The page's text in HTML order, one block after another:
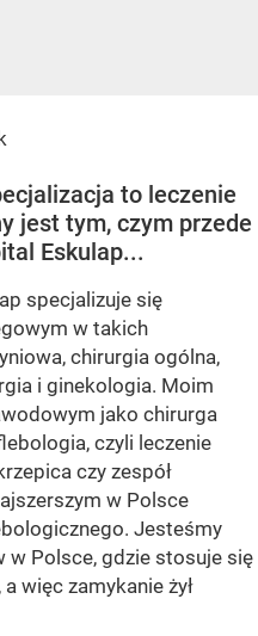
to leczenie
jest tym, czym przede
Eskulap...
specjalizuje się
w takich
chirurgia ogólna,
i ginekologia. Moim
jako chirurga
czyli leczenie
czy zespół
w Polsce
Jesteśmy
w Polsce, gdzie stosuje się
więc zamykanie żył